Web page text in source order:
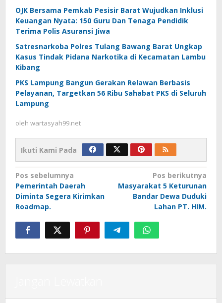
OJK Bersama Pemkab Pesisir Barat Wujudkan Inklusi
Keuangan Nyata: 150 Guru Dan Tenaga Pendidik
Terima Polis Asuransi Jiwa
Satresnarkoba Polres Tulang Bawang Barat Ungkap
Kasus Tindak Pidana Narkotika di Kecamatan Lambu
Kibang
PKS Lampung Bangun Gerakan Relawan Berbasis
Pelayanan, Targetkan 56 Ribu Sahabat PKS di Seluruh
Lampung
oleh wartasyah99.net
Ikuti Kami Pada
Navigasi
pos
Pos sebelumnya
Pemerintah Daerah
Diminta Segera Kirimkan
Roadmap.
Pos berikutnya
Masyarakat 5 Keturunan
Bandar Dewa Duduki
Lahan PT. HIM.